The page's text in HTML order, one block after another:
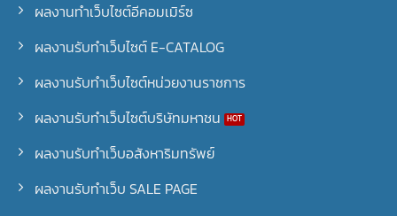
ผลงานทำเว็บไซต์อีคอมเมิร์ซ
ผลงานรับทำเว็บไซต์ E-CATALOG
ผลงานรับทำเว็บไซต์หน่วยงานราชการ
ผลงานรับทำเว็บไซต์บริษัทมหาชน
ผลงานรับทำเว็บอสังหาริมทรัพย์
ผลงานรับทำเว็บ SALE PAGE